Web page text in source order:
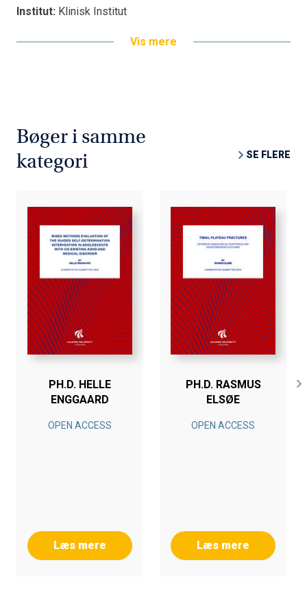
Institut: Klinisk Institut
Vis mere
Bøger i samme
kategori
SE FLERE
PH.D. HELLE
ENGGAARD
OPEN ACCESS
Læs mere
PH.D. RASMUS
ELSØE
OPEN ACCESS
Læs mere